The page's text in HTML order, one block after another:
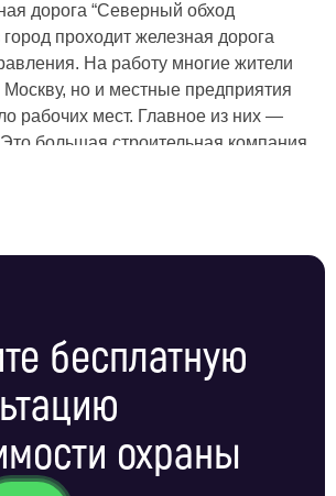
дорога “Северный обход
проходит железная дорога
На работу многие жители
но и местные предприятия
рабочих мест. Главное из них —
большая строительная компания,
лаки и краски под торговой маркой
коммерческих, жилых и социальных
ЧОП “Амулет”.
охранных услуг Москвы и
30 лет и создали специальное
для работы в Одинцовском
бесплатную
охраны